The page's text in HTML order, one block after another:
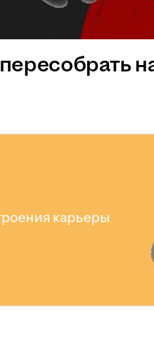
карьеры